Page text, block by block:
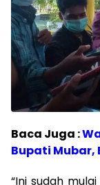
Baca Juga :
Bupati Mubar,
“Ini sudah